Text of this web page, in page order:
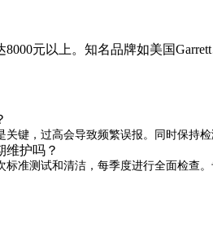
元以上。知名品牌如美国
关键，过高会导致频繁误报。同时保持检
子设备干扰。定期校准也很重要。
维护吗？
标准测试和清洁，每季度进行全面检查。